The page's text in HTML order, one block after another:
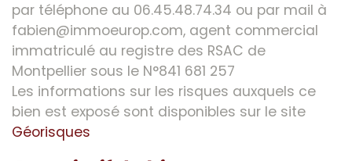
par téléphone au 06.45.48.74.34 ou par mail à
fabien@immoeurop.com, agent commercial
immatriculé au registre des RSAC de
Montpellier sous le N°841 681 257
Les informations sur les risques auxquels ce
bien est exposé sont disponibles sur le site
Géorisques